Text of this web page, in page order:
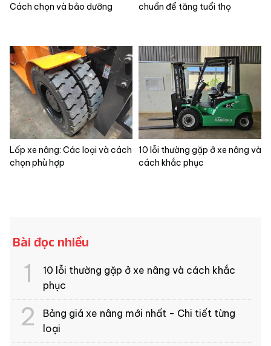
Cách chọn và bảo dưỡng
chuẩn để tăng tuổi thọ
Lốp xe nâng: Các loại và cách
chọn phù hợp
10 lỗi thường gặp ở xe nâng và
cách khắc phục
Bài đọc nhiều
10 lỗi thường gặp ở xe nâng và cách khắc
phục
Bảng giá xe nâng mới nhất - Chi tiết từng
loại